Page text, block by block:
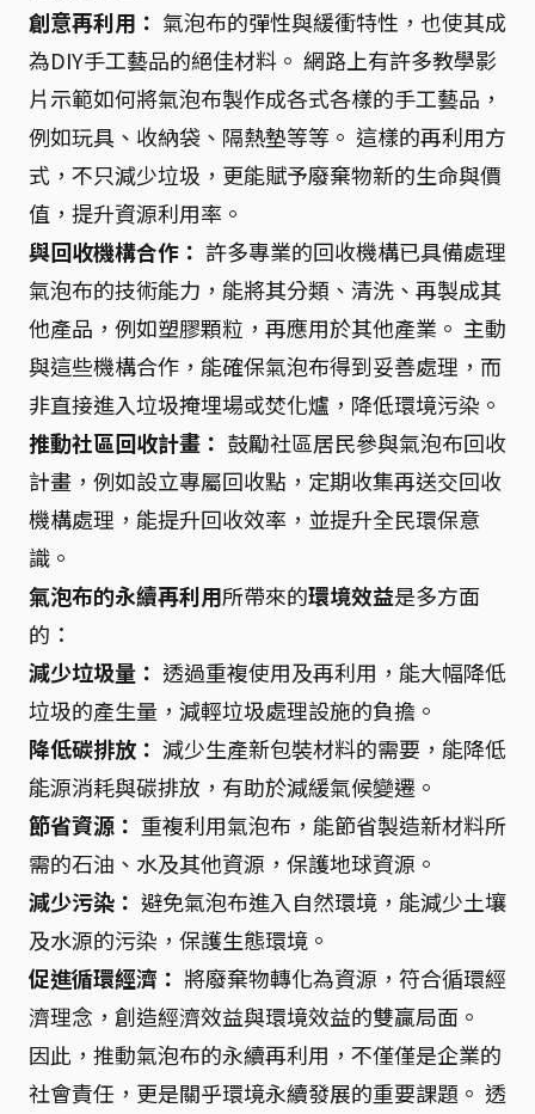
創意再利用： 氣泡布的彈性與緩衝特性，也使其成
為DIY手工藝品的絕佳材料。 網路上有許多教學影
片示範如何將氣泡布製作成各式各樣的手工藝品，
例如玩具、收納袋、隔熱墊等等。 這樣的再利用方
式，不只減少垃圾，更能賦予廢棄物新的生命與價
值，提升資源利用率。
與回收機構合作： 許多專業的回收機構已具備處理
氣泡布的技術能力，能將其分類、清洗、再製成其
他產品，例如塑膠顆粒，再應用於其他產業。 主動
與這些機構合作，能確保氣泡布得到妥善處理，而
非直接進入垃圾掩埋場或焚化爐，降低環境污染。
推動社區回收計畫： 鼓勵社區居民參與氣泡布回收
計畫，例如設立專屬回收點，定期收集再送交回收
機構處理，能提升回收效率，並提升全民環保意
識。
氣泡布的永續再利用所帶來的環境效益是多方面
的：
減少垃圾量： 透過重複使用及再利用，能大幅降低
垃圾的產生量，減輕垃圾處理設施的負擔。
降低碳排放： 減少生產新包裝材料的需要，能降低
能源消耗與碳排放，有助於減緩氣候變遷。
節省資源： 重複利用氣泡布，能節省製造新材料所
需的石油、水及其他資源，保護地球資源。
減少污染： 避免氣泡布進入自然環境，能減少土壤
及水源的污染，保護生態環境。
促進循環經濟： 將廢棄物轉化為資源，符合循環經
濟理念，創造經濟效益與環境效益的雙贏局面。
因此，推動氣泡布的永續再利用，不僅僅是企業的
社會責任，更是關乎環境永續發展的重要課題。 透